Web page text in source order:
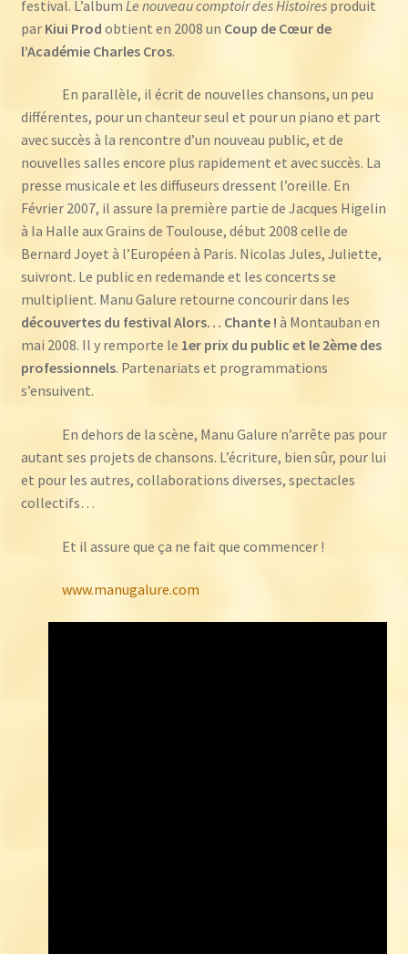
festival. L’album Le nouveau comptoir des Histoiresproduit
par Kiui Prod obtient en 2008 un Coup de Cœur de
l’Académie Charles Cros.
En parallèle, il écrit de nouvelles chansons, un peu
différentes, pour un chanteur seul et pour un piano et part
avec succès à la rencontre d’un nouveau public, et de
nouvelles salles encore plus rapidement et avec succès. La
presse musicale et les diffuseurs dressent l’oreille. En
Février 2007, il assure la première partie de Jacques Higelin
à la Halle aux Grains de Toulouse, début 2008 celle de
Bernard Joyet à l’Européen à Paris. Nicolas Jules, Juliette,
suivront. Le public en redemande et les concerts se
multiplient. Manu Galure retourne concourir dans les
découvertes du festival Alors… Chante ! à Montauban en
mai 2008. Il y remporte le 1er prix du public et le 2ème des
professionnels. Partenariats et programmations
s’ensuivent.
En dehors de la scène, Manu Galure n’arrête pas pour
autant ses projets de chansons. L’écriture, bien sûr, pour lui
et pour les autres, collaborations diverses, spectacles
collectifs…
Et il assure que ça ne fait que commencer !
www.manugalure.com